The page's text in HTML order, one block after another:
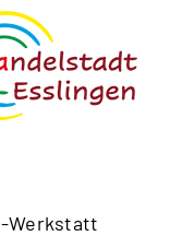
Werkstatt